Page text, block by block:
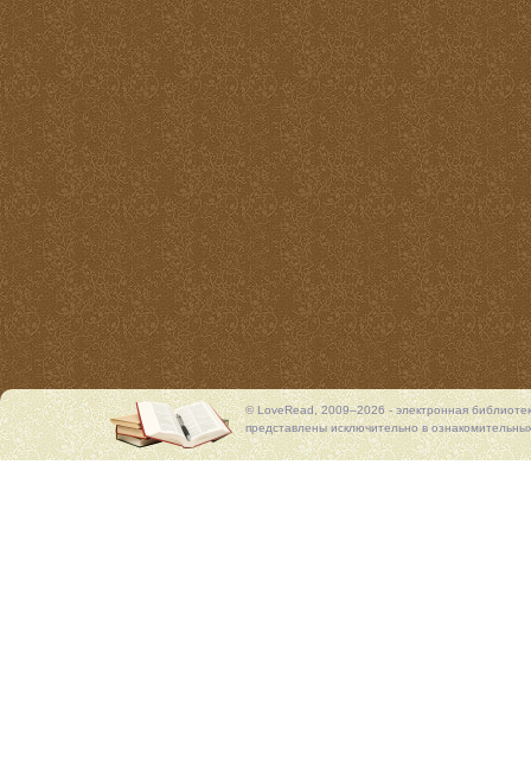
© LoveRead, 2009–2026 - электронная
представлены исключительно в